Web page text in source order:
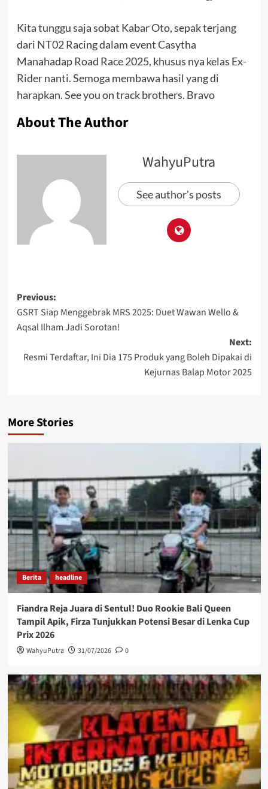
Kita tunggu saja sobat Kabar Oto, sepak terjang
dari NT02 Racing dalam event Casytha
Manahadap Road Race 2025, khusus nya kelas Ex-
Rider nanti. Semoga membawa hasil yang di
harapkan. See you on track brothers. Bravo
About The Author
WahyuPutra
See author's posts
Previous:
GSRT Siap Menggebrak MRS 2025: Duet Wawan Wello &
Aqsal Ilham Jadi Sorotan!
Next:
Resmi Terdaftar, Ini Dia 175 Produk yang Boleh Dipakai di
Kejurnas Balap Motor 2025
More Stories
Berita headline
Fiandra Reja Juara di Sentul! Duo Rookie Bali Queen
Tampil Apik, Firza Tunjukkan Potensi Besar di Lenka Cup
Prix 2026
WahyuPutra 31/07/2026 0